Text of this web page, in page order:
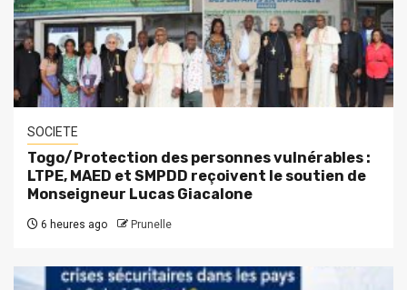
SOCIETE
Togo/Protection des personnes vulnérables :
LTPE, MAED et SMPDD reçoivent le soutien de
Monseigneur Lucas Giacalone
6 heures ago Prunelle